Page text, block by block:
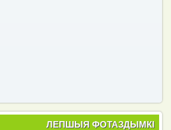
ЛЕПШЫЯ ФОТАЗДЫМКІ